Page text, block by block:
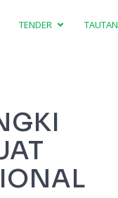
TENDER TAUTAN